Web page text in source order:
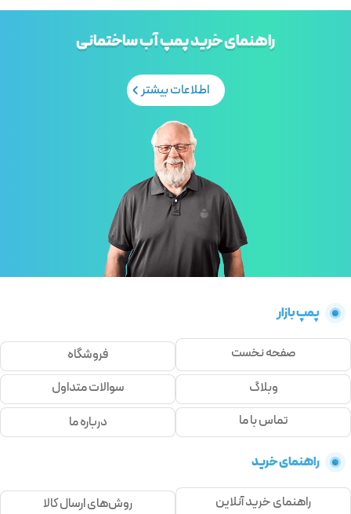
راهنمای خرید پمپ آب ساختمانی
اطلاعات بیشتر
پمپ بازار
صفحه نخست
فروشگاه
وبلاگ
سوالات متداول
تماس با ما
درباره ما
راهنمای خرید
راهنمای خرید آنلاین
روش‌های ارسال کالا